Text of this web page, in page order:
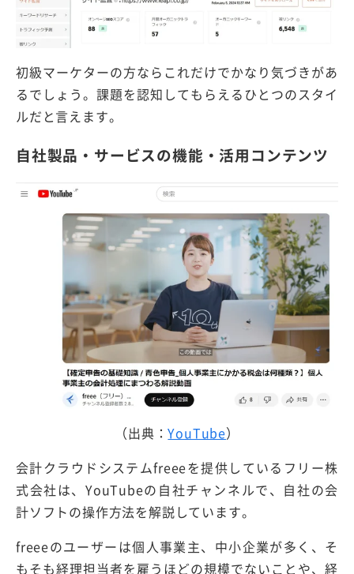
初級マーケターの方ならこれだけでかなり気づきがあ
るでしょう。課題を認知してもらえるひとつのスタイ
ルだと言えます。
自社製品・サービスの機能・活用コンテンツ
（出典：YouTube）
会計クラウドシステムfreeeを提供しているフリー株
式会社は、YouTubeの自社チャンネルで、自社の会
計ソフトの操作方法を解説しています。
freeeのユーザーは個人事業主、中小企業が多く、そ
もそも経理担当者を雇うほどの規模でないことや、経